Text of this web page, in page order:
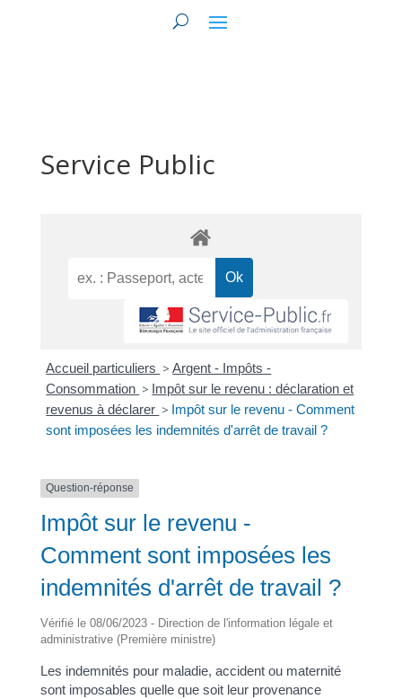
Service Public
Accueil particuliers > Argent - Impôts -
Consommation > Impôt sur le revenu : déclaration et
revenus à déclarer > Impôt sur le revenu - Comment
sont imposées les indemnités d'arrêt de travail ?
Question-réponse
Impôt sur le revenu -
Comment sont imposées les
indemnités d'arrêt de travail ?
Vérifié le 08/06/2023 - Direction de l'information légale et
administrative (Première ministre)
Les indemnités pour maladie, accident ou maternité
sont imposables quelle que soit leur provenance